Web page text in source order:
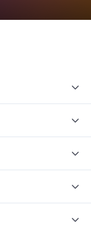




